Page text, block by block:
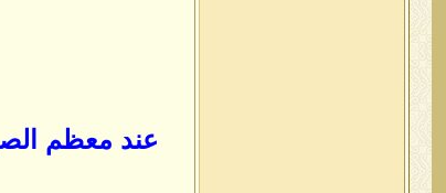
عند معظم